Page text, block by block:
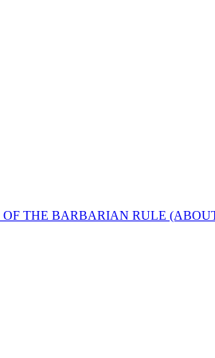
THE BARBARIAN RULE